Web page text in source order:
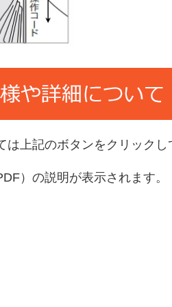
は上記のボタンをクリックし
）の説明が表示されます。